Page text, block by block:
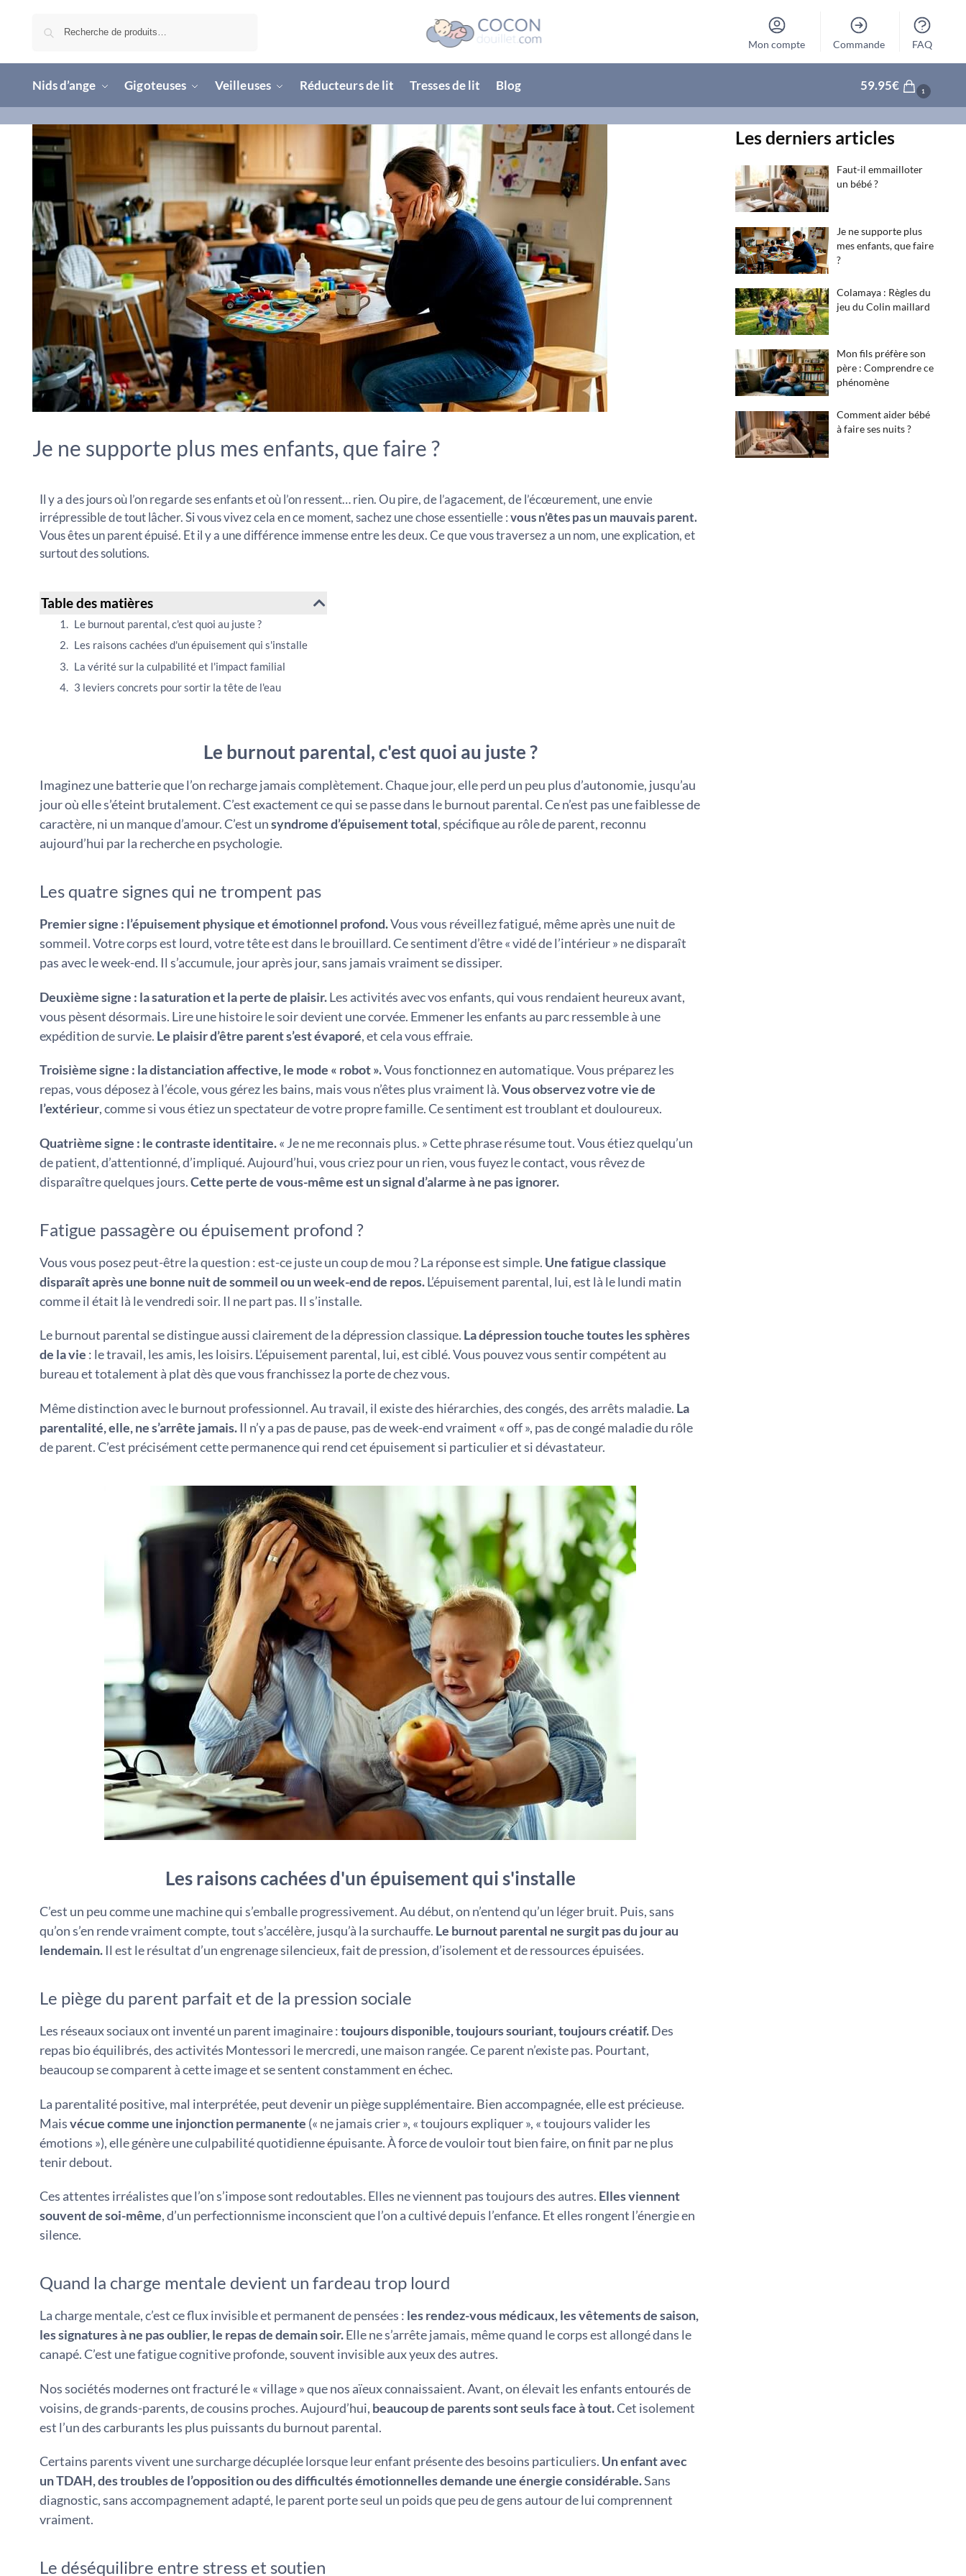
Mon compte Commande FAQ
Nids d’ange Gigoteuses Veilleuses Réducteurs de lit Tresses de lit Blog 59.95€ 1
Je ne supporte plus mes enfants, que faire ?
Il y a des jours où l’on regarde ses enfants et où l’on ressent… rien. Ou pire, de l’agacement, de l’écœurement, une envie
irrépressible de tout lâcher. Si vous vivez cela en ce moment, sachez une chose essentielle :vous n’êtes pas un mauvais parent.
Vous êtes un parent épuisé. Et il y a une différence immense entre les deux. Ce que vous traversez a un nom, une explication, et
surtout des solutions.
Table des matières
Le burnout parental, c'est quoi au juste ?
Les raisons cachées d'un épuisement qui s'installe
La vérité sur la culpabilité et l'impact familial
3 leviers concrets pour sortir la tête de l'eau
Le burnout parental, c'est quoi au juste ?
Imaginez une batterie que l’on recharge jamais complètement. Chaque jour, elle perd un peu plus d’autonomie, jusqu’au
jour où elle s’éteint brutalement. C’est exactement ce qui se passe dans le burnout parental. Ce n’est pas une faiblesse de
caractère, ni un manque d’amour. C’est unsyndrome d’épuisement total, spécifique au rôle de parent, reconnu
aujourd’hui par la recherche en psychologie.
Les quatre signes qui ne trompent pas
Premier signe : l’épuisement physique et émotionnel profond.Vous vous réveillez fatigué, même après une nuit de
sommeil. Votre corps est lourd, votre tête est dans le brouillard. Ce sentiment d’être « vidé de l’intérieur » ne disparaît
pas avec le week-end. Il s’accumule, jour après jour, sans jamais vraiment se dissiper.
Deuxième signe : la saturation et la perte de plaisir.Les activités avec vos enfants, qui vous rendaient heureux avant,
vous pèsent désormais. Lire une histoire le soir devient une corvée. Emmener les enfants au parc ressemble à une
expédition de survie. Le plaisir d’être parent s’est évaporé, et cela vous effraie.
Troisième signe : la distanciation affective, le mode « robot ».Vous fonctionnez en automatique. Vous préparez les
repas, vous déposez à l’école, vous gérez les bains, mais vous n’êtes plus vraiment là.Vous observez votre vie de
l’extérieur, comme si vous étiez un spectateur de votre propre famille. Ce sentiment est troublant et douloureux.
Quatrième signe : le contraste identitaire.« Je ne me reconnais plus. » Cette phrase résume tout. Vous étiez quelqu’un
de patient, d’attentionné, d’impliqué. Aujourd’hui, vous criez pour un rien, vous fuyez le contact, vous rêvez de
disparaître quelques jours.Cette perte de vous-même est un signal d’alarme à ne pas ignorer.
Fatigue passagère ou épuisement profond ?
Vous vous posez peut-être la question : est-ce juste un coup de mou ? La réponse est simple. Une fatigue classique
disparaît après une bonne nuit de sommeil ou un week-end de repos.L’épuisement parental, lui, est là le lundi matin
comme il était là le vendredi soir. Il ne part pas. Il s’installe.
Le burnout parental se distingue aussi clairement de la dépression classique. La dépression touche toutes les sphères
de la vie : le travail, les amis, les loisirs. L’épuisement parental, lui, est ciblé. Vous pouvez vous sentir compétent au
bureau et totalement à plat dès que vous franchissez la porte de chez vous.
Même distinction avec le burnout professionnel. Au travail, il existe des hiérarchies, des congés, des arrêts maladie. La
parentalité, elle, ne s’arrête jamais.Il n’y a pas de pause, pas de week-end vraiment « off », pas de congé maladie du rôle
de parent. C’est précisément cette permanence qui rend cet épuisement si particulier et si dévastateur.
Les raisons cachées d'un épuisement qui s'installe
C’est un peu comme une machine qui s’emballe progressivement. Au début, on n’entend qu’un léger bruit. Puis, sans
qu’on s’en rende vraiment compte, tout s’accélère, jusqu’à la surchauffe. Le burnout parental ne surgit pas du jour au
lendemain.Il est le résultat d’un engrenage silencieux, fait de pression, d’isolement et de ressources épuisées.
Le piège du parent parfait et de la pression sociale
Les réseaux sociaux ont inventé un parent imaginaire :toujours disponible, toujours souriant, toujours créatif.Des
repas bio équilibrés, des activités Montessori le mercredi, une maison rangée. Ce parent n’existe pas. Pourtant,
beaucoup se comparent à cette image et se sentent constamment en échec.
La parentalité positive, mal interprétée, peut devenir un piège supplémentaire. Bien accompagnée, elle est précieuse.
Maisvécue comme une injonction permanente (« ne jamais crier », « toujours expliquer », « toujours valider les
émotions »), elle génère une culpabilité quotidienne épuisante. À force de vouloir tout bien faire, on finit par ne plus
tenir debout.
Ces attentes irréalistes que l’on s’impose sont redoutables. Elles ne viennent pas toujours des autres. Elles viennent
souvent de soi-même, d’un perfectionnisme inconscient que l’on a cultivé depuis l’enfance. Et elles rongent l’énergie en
silence.
Quand la charge mentale devient un fardeau trop lourd
La charge mentale, c’est ce flux invisible et permanent de pensées : les rendez-vous médicaux, les vêtements de saison,
les signatures à ne pas oublier, le repas de demain soir.Elle ne s’arrête jamais, même quand le corps est allongé dans le
canapé. C’est une fatigue cognitive profonde, souvent invisible aux yeux des autres.
Nos sociétés modernes ont fracturé le « village » que nos aïeux connaissaient. Avant, on élevait les enfants entourés de
voisins, de grands-parents, de cousins proches. Aujourd’hui, beaucoup de parents sont seuls face à tout.Cet isolement
est l’un des carburants les plus puissants du burnout parental.
Certains parents vivent une surcharge décuplée lorsque leur enfant présente des besoins particuliers. Un enfant avec
un TDAH, des troubles de l’opposition ou des difficultés émotionnelles demande une énergie considérable.Sans
diagnostic, sans accompagnement adapté, le parent porte seul un poids que peu de gens autour de lui comprennent
vraiment.
Le déséquilibre entre stress et soutien
Les derniers articles
Faut-il emmailloter
un bébé ?
Je ne supporte plus
mes enfants, que faire
?
Colamaya : Règles du
jeu du Colin maillard
Mon fils préfère son
père : Comprendre ce
phénomène
Comment aider bébé
à faire ses nuits ?